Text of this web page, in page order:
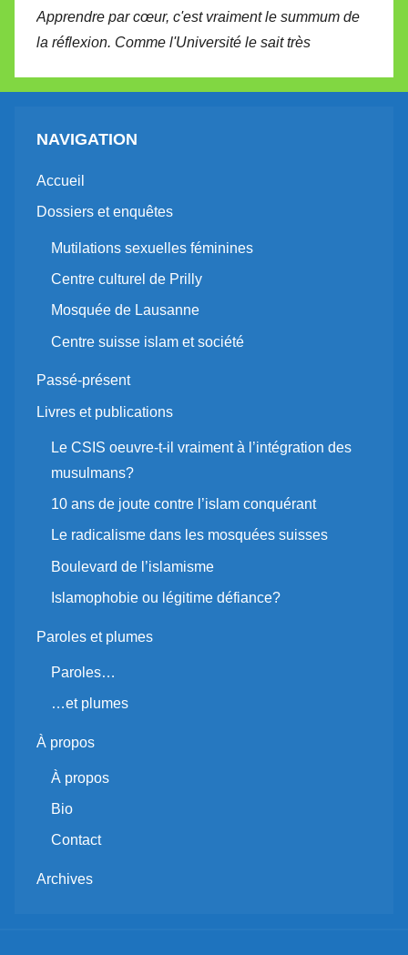
Apprendre par cœur, c'est vraiment le summum de
la réflexion. Comme l'Université le sait très
NAVIGATION
Accueil
Dossiers et enquêtes
Mutilations sexuelles féminines
Centre culturel de Prilly
Mosquée de Lausanne
Centre suisse islam et société
Passé-présent
Livres et publications
Le CSIS oeuvre-t-il vraiment à l’intégration des
musulmans?
10 ans de joute contre l’islam conquérant
Le radicalisme dans les mosquées suisses
Boulevard de l’islamisme
Islamophobie ou légitime défiance?
Paroles et plumes
Paroles…
…et plumes
À propos
À propos
Bio
Contact
Archives